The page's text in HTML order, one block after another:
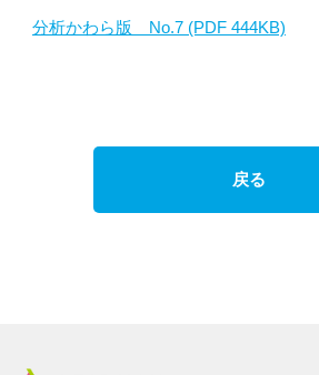
分析かわら版 No.7 (PDF 444KB)
戻る